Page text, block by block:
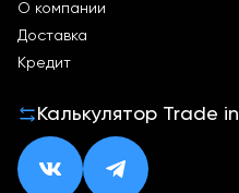
О компании
Доставка
Кредит
Калькулятор Trade in